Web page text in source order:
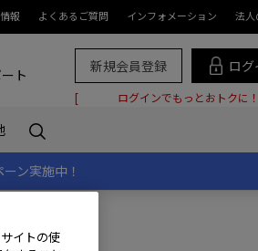
報 よくあるご質問 インフォメーション 法人
ト 新規会員登録 ログ
ログインでもっとおトクに！
ン実施中！
イトの使